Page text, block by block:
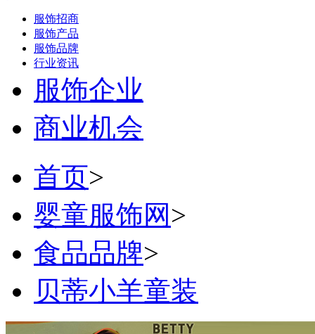
服饰招商
服饰产品
服饰品牌
行业资讯
服饰企业
商业机会
首页>
婴童服饰网 >
食品品牌>
贝蒂小羊童装